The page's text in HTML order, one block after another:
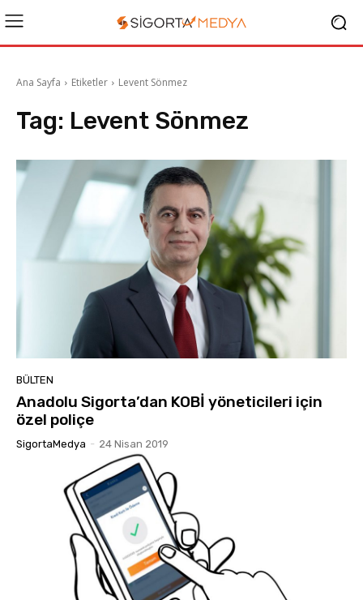
Ana Sayfa Etiketler Levent Sönmez
Tag: Levent Sönmez
BÜLTEN
Anadolu Sigorta’dan KOBİ yöneticileri için
özel poliçe
SigortaMedya - 24 Nisan 2019